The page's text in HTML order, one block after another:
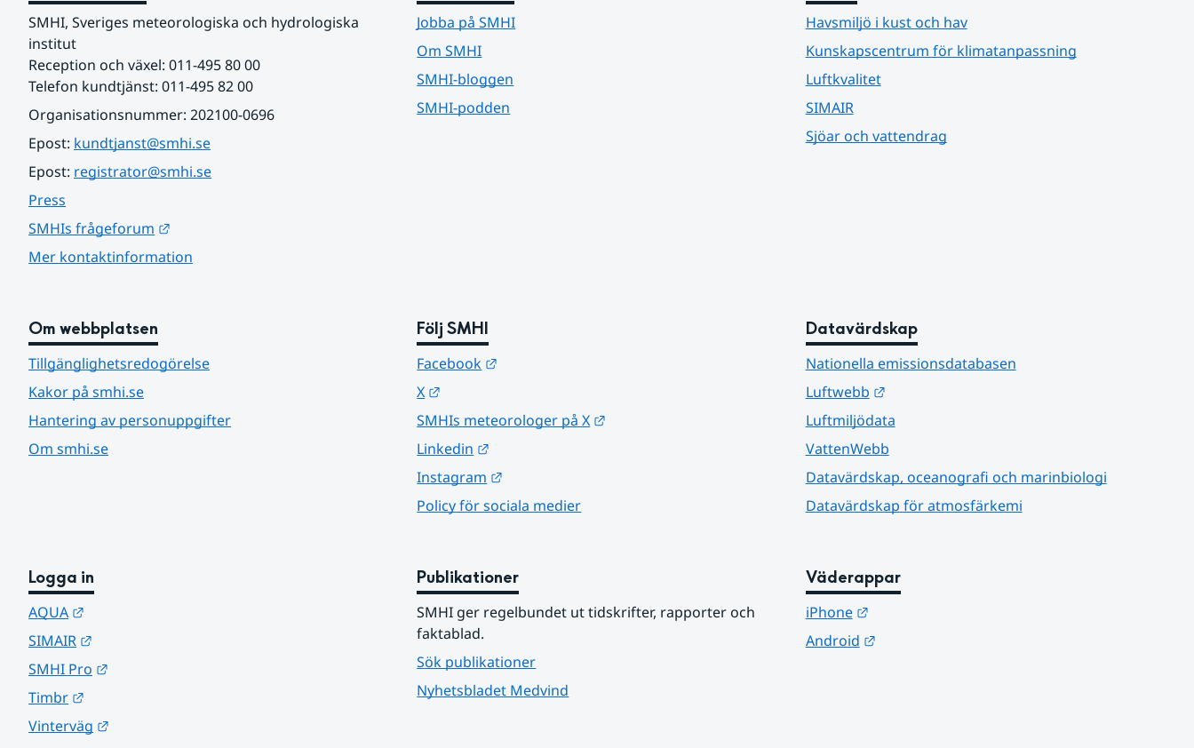
SMHI, Sveriges meteorologiska och hydrologiska
institut
Reception och växel: 011-495 80 00
Telefon kundtjänst: 011-495 82 00
Organisationsnummer: 202100-0696
Epost: kundtjanst@smhi.se
Epost: registrator@smhi.se
Press
SMHIs frågeforum
Mer kontaktinformation
Jobba på SMHI
Om SMHI
SMHI-bloggen
SMHI-podden
Havsmiljö i kust och hav
Kunskapscentrum för klimatanpassning
Luftkvalitet
SIMAIR
Sjöar och vattendrag
Om webbplatsen
Tillgänglighetsredogörelse
Kakor på smhi.se
Hantering av personuppgifter
Om smhi.se
Följ SMHI
Facebook
X
SMHIs meteorologer på X
Linkedin
Instagram
Policy för sociala medier
Datavärdskap
Nationella emissionsdatabasen
Luftwebb
Länk till annan webbplats.
Luftmiljödata
VattenWebb
Datavärdskap, oceanografi och marinbiologi
Datavärdskap för atmosfärkemi
Logga in
AQUA
SIMAIR
SMHI Pro
Timbr
Vinterväg
Publikationer
SMHI ger regelbundet ut tidskrifter, rapporter och
faktablad.
Sök publikationer
Nyhetsbladet Medvind
Väderappar
iPhone
Länk till annan webbplats.
Android
Länk till annan webbplats.